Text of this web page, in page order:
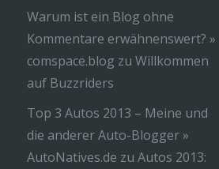
Warum ist ein Blog ohne
Kommentare erwähnenswert? »
comspace.blog zuWillkommen
auf Buzzriders
Top 3 Autos 2013 – Meine und
die anderer Auto-Blogger »
AutoNatives.de zuAutos 2013: